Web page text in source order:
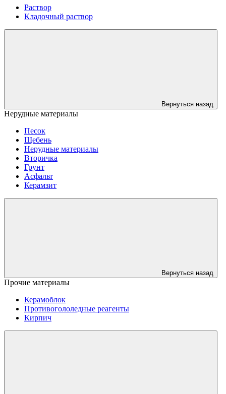
Раствор
Кладочный раствор
Вернуться назад
Нерудные материалы
Песок
Щебень
Нерудные материалы
Вторичка
Грунт
Асфальт
Керамзит
Вернуться назад
Прочие материалы
Керамоблок
Противогололедные реагенты
Кирпич